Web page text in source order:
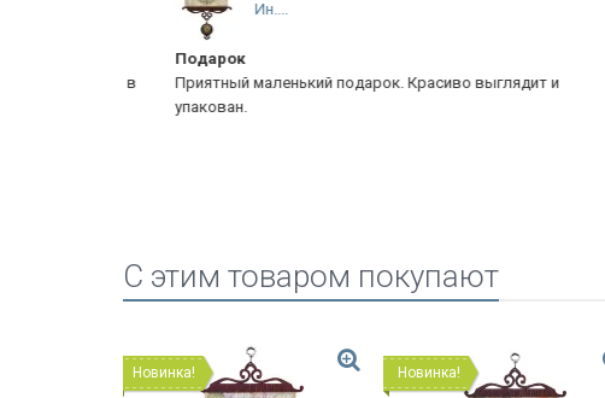
Ин....
Подарок
Приятный маленький подарок. Красиво выглядит и
упакован.
C этим товаром покупают
Новинка! Новинка!